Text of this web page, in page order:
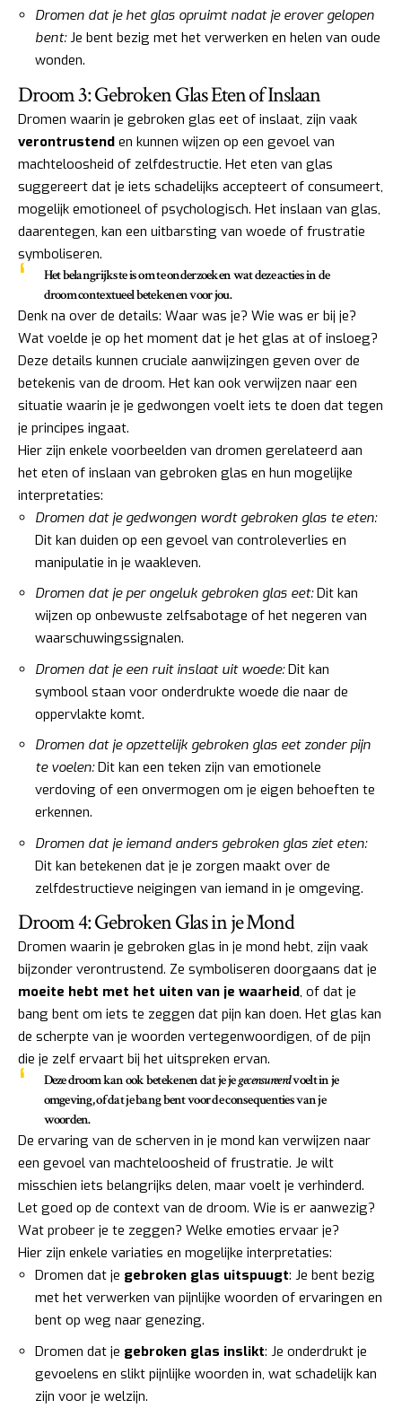
Dromen dat je het glas opruimt nadat je erover gelopen
bent:Je bent bezig met het verwerken en helen van oude
wonden.
Droom 3: Gebroken Glas Eten of Inslaan
Dromen waarin je gebroken glas eet of inslaat, zijn vaak
verontrustend en kunnen wijzen op een gevoel van
machteloosheid of zelfdestructie. Het eten van glas
suggereert dat je iets schadelijks accepteert of consumeert,
mogelijk emotioneel of psychologisch. Het inslaan van glas,
daarentegen, kan een uitbarsting van woede of frustratie
symboliseren.
Het belangrijkste is om te onderzoeken wat deze acties in de
droom contextueel betekenen voor jou.
Denk na over de details: Waar was je? Wie was er bij je?
Wat voelde je op het moment dat je het glas at of insloeg?
Deze details kunnen cruciale aanwijzingen geven over de
betekenis van de droom. Het kan ook verwijzen naar een
situatie waarin je je gedwongen voelt iets te doen dat tegen
je principes ingaat.
Hier zijn enkele voorbeelden van dromen gerelateerd aan
het eten of inslaan van gebroken glas en hun mogelijke
interpretaties:
Dromen dat je gedwongen wordt gebroken glas te eten:
Dit kan duiden op een gevoel van controleverlies en
manipulatie in je waakleven.
Dromen dat je per ongeluk gebroken glas eet:Dit kan
wijzen op onbewuste zelfsabotage of het negeren van
waarschuwingssignalen.
Dromen dat je een ruit inslaat uit woede:Dit kan
symbool staan voor onderdrukte woede die naar de
oppervlakte komt.
Dromen dat je opzettelijk gebroken glas eet zonder pijn
te voelen:Dit kan een teken zijn van emotionele
verdoving of een onvermogen om je eigen behoeften te
erkennen.
Dromen dat je iemand anders gebroken glas ziet eten:
Dit kan betekenen dat je je zorgen maakt over de
zelfdestructieve neigingen van iemand in je omgeving.
Droom 4: Gebroken Glas in je Mond
Dromen waarin je gebroken glas in je mond hebt, zijn vaak
bijzonder verontrustend. Ze symboliseren doorgaans dat je
moeite hebt met het uiten van je waarheid, of dat je
bang bent om iets te zeggen dat pijn kan doen. Het glas kan
de scherpte van je woorden vertegenwoordigen, of de pijn
die je zelf ervaart bij het uitspreken ervan.
Deze droom kan ook betekenen dat je jegecensureerdvoelt in je
omgeving, of dat je bang bent voor de consequenties van je
woorden.
De ervaring van de scherven in je mond kan verwijzen naar
een gevoel van machteloosheid of frustratie. Je wilt
misschien iets belangrijks delen, maar voelt je verhinderd.
Let goed op de context van de droom. Wie is er aanwezig?
Wat probeer je te zeggen? Welke emoties ervaar je?
Hier zijn enkele variaties en mogelijke interpretaties:
Dromen dat je gebroken glas uitspuugt: Je bent bezig
met het verwerken van pijnlijke woorden of ervaringen en
bent op weg naar genezing.
Dromen dat je gebroken glas inslikt: Je onderdrukt je
gevoelens en slikt pijnlijke woorden in, wat schadelijk kan
zijn voor je welzijn.